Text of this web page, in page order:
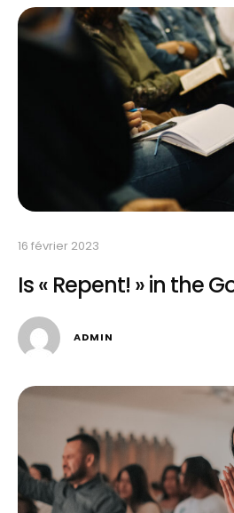
16 février 2023
Is « Repent! » in the
ADMIN